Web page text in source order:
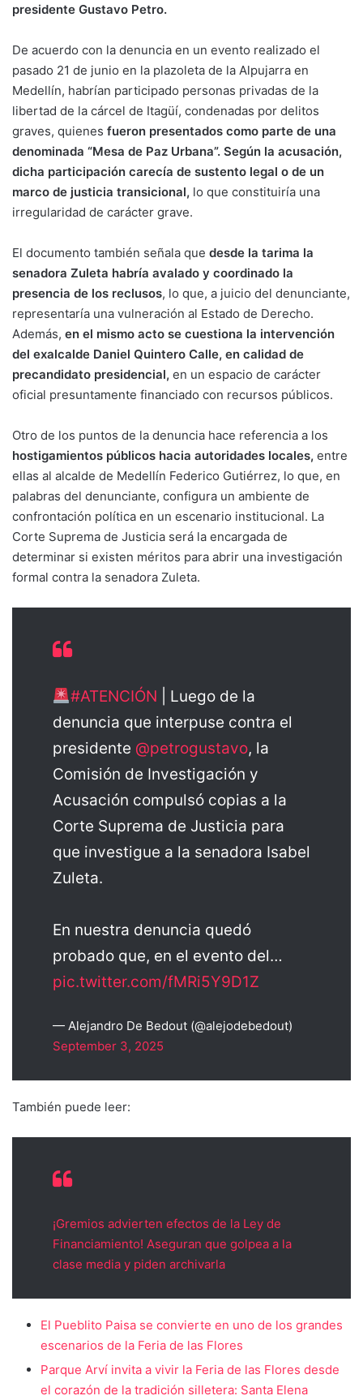
presidente Gustavo Petro.
De acuerdo con la denuncia en un evento realizado el
pasado 21 de junio en la plazoleta de la Alpujarra en
Medellín, habrían participado personas privadas de la
libertad de la cárcel de Itagüí, condenadas por delitos
graves, quienes fueron presentados como parte de una
denominada “Mesa de Paz Urbana”. Según la acusación,
dicha participación carecía de sustento legal o de un
marco de justicia transicional, lo que constituiría una
irregularidad de carácter grave.
El documento también señala que desde la tarima la
senadora Zuleta habría avalado y coordinado la
presencia de los reclusos, lo que, a juicio del denunciante,
representaría una vulneración al Estado de Derecho.
Además, en el mismo acto se cuestiona la intervención
del exalcalde Daniel Quintero Calle, en calidad de
precandidato presidencial, en un espacio de carácter
oficial presuntamente financiado con recursos públicos.
Otro de los puntos de la denuncia hace referencia a los
hostigamientos públicos hacia autoridades locales, entre
ellas al alcalde de Medellín Federico Gutiérrez, lo que, en
palabras del denunciante, configura un ambiente de
confrontación política en un escenario institucional. La
Corte Suprema de Justicia será la encargada de
determinar si existen méritos para abrir una investigación
formal contra la senadora Zuleta.
#ATENCIÓN | Luego de la
denuncia que interpuse contra el
presidente @petrogustavo, la
Comisión de Investigación y
Acusación compulsó copias a la
Corte Suprema de Justicia para
que investigue a la senadora Isabel
Zuleta.
En nuestra denuncia quedó
probado que, en el evento del…
pic.twitter.com/fMRi5Y9D1Z
— Alejandro De Bedout (@alejodebedout)
September 3, 2025
También puede leer:
¡Gremios advierten efectos de la Ley de
Financiamiento! Aseguran que golpea a la
clase media y piden archivarla
El Pueblito Paisa se convierte en uno de los grandes
escenarios de la Feria de las Flores
Parque Arví invita a vivir la Feria de las Flores desde
el corazón de la tradición silletera: Santa Elena